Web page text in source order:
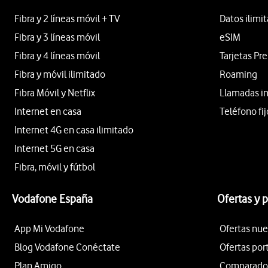
Fibra y 2 líneas móvil + TV
Fibra y 3 líneas móvil
Fibra y 4 líneas móvil
Fibra y móvil ilimitado
Fibra Móvil y Netflix
Internet en casa
Internet 4G en casa ilimitado
Internet 5G en casa
Fibra, móvil y fútbol
Datos
eSIM
Tarjetas
Roaming
Llamadas
Teléfono
Vodafone España
App Mi Vodafone
Blog Vodafone Conéctate
Plan Amigo
Ofertas y
Ofertas
Ofertas